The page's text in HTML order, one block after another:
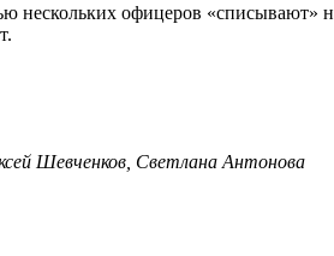
нескольких офицеров
Шевченков, Светлана Антонова